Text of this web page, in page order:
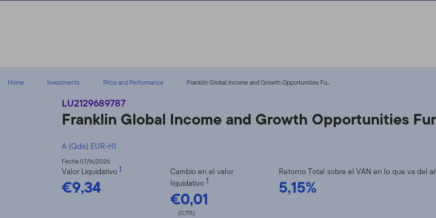
Home Investments Price and Performance Franklin Global Income and Growth Opportunities Fu...
LU2129689787
Franklin Global Income and Growth Opportunities
A (Qdis) EUR-H1
Fecha 07/16/2026
Valor Liquidativo1
€9,34
Cambio en el valor
liquidativo 1
€0,01
(0,11%)
Retorno Total sobre el VAN en lo que va del
5,15%